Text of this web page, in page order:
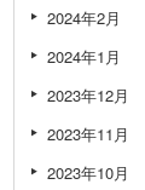
2024年2月
2024年1月
2023年12月
2023年11月
2023年10月